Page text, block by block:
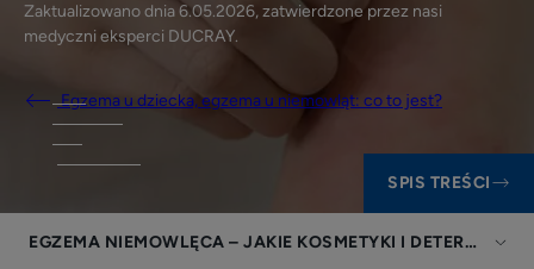
Zaktualizowano dnia6.05.2026, zatwierdzone przez nasi
medyczni eksperci DUCRAY.
Egzema u dziecka, egzema u niemowląt: co to jest?
SPIS TREŚCI
EGZEMA NIEMOWLĘCA – JAKIE KOSMETYKI I DETERGENTY